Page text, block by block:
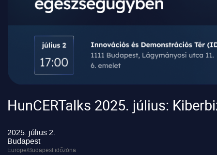
HunCERTalks 2025. július:
2025. július 2.
Budapest
Europe/Budapest időzóna